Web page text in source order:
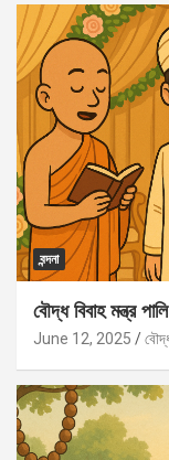
বন্দনা
বৌদ্ধ বিবাহ মন্ত্র পালি
June 12, 2025